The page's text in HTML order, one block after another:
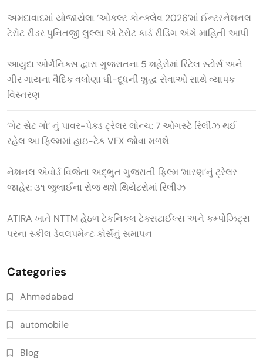
અમદાવાદમાં યોજાયેલા ‘ઓકલ્ટ કોન્ક્લેવ 2026’માં ઈન્ટરનેશનલ
ટેરોટ રીડર પુનિતજી લુલ્લા એ ટેરોટ કાર્ડ રીડિંગ અંગે માહિતી આપી
આયુદા ઓર્ગેનિક્સ દ્વારા ગુજરાતના 5 શહેરોમાં રિટેલ સ્ટોર્સ અને
ગીર ગાયના વૈદિક વલોણા ઘી-દૂધની શુદ્ધ સેવાઓ સાથે વ્યાપક
વિસ્તરણ
‘ગેટ સેટ ગો’ નું પાવર-પેક્ડ ટ્રેલર લોન્ચ: 7 ઓગસ્ટે રિલીઝ થઈ
રહેલ આ ફિલ્મમાં હાઇ-ટેક VFX જોવા મળશે
નેશનલ એવોર્ડ વિજેતા અદ્ભુત ગુજરાતી ફિલ્મ ‘મારણ’નું ટ્રેલર
જાહેર: ૩૧ જુલાઈના રોજ થશે થિયેટરોમાં રિલીઝ
ATIRA ખાતે NTTM હેઠળ ટેકનિકલ ટેક્સટાઈલ્સ અને કમ્પોઝિટ્સ
પરના સ્કીલ ડેવલપમેન્ટ કોર્સનું સમાપન
Categories
Ahmedabad
automobile
Blog